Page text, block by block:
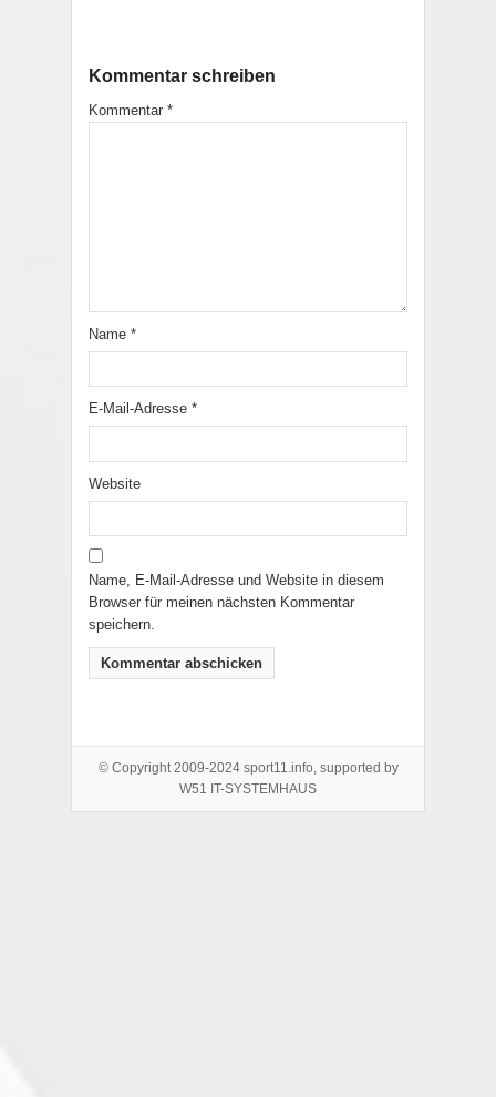
Kommentar schreiben
Kommentar *
Name *
E-Mail-Adresse *
Website
Name, E-Mail-Adresse und Website in diesem
Browser für meinen nächsten Kommentar
speichern.
© Copyright 2009-2024 sport11.info, supported by
W51 IT-SYSTEMHAUS